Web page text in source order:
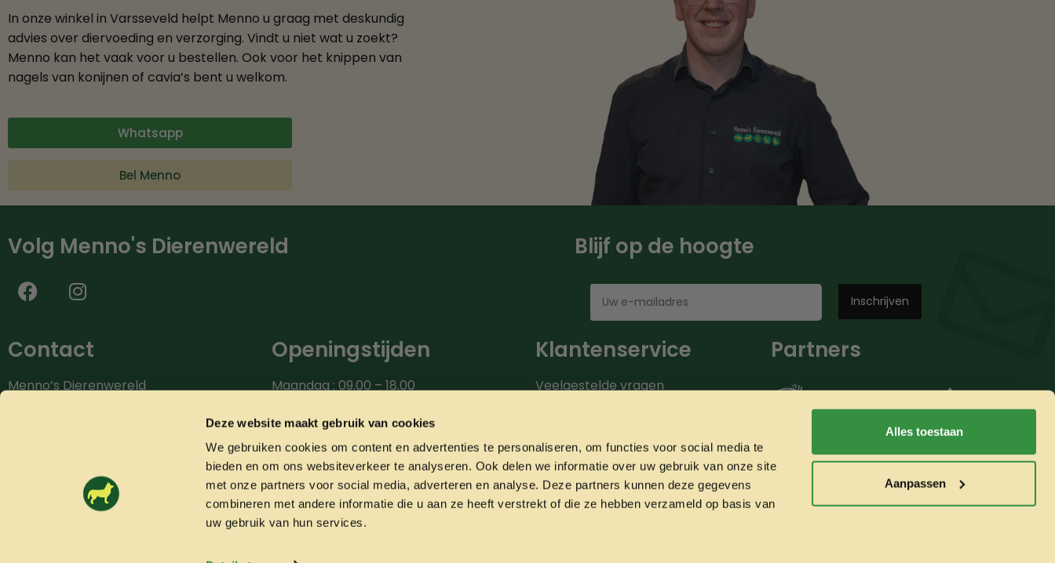
Deze website maakt gebruik van cookies
We gebruiken cookies om content en advertenties te personaliseren, om functies voor social media te
bieden en om ons websiteverkeer te analyseren. Ook delen we informatie over uw gebruik van onze site
met onze partners voor social media, adverteren en analyse. Deze partners kunnen deze gegevens
combineren met andere informatie die u aan ze heeft verstrekt of die ze hebben verzameld op basis van
uw gebruik van hun services.
Alles toestaan
Aanpassen
In onze winkel in Varsseveld helpt Menno u graag met deskundig
advies over diervoeding en verzorging. Vindt u niet wat u zoekt?
Menno kan het vaak voor u bestellen. Ook voor het knippen van
nagels van konijnen of cavia’s bent u welkom.
Whatsapp
Bel Menno
Volg Menno's Dierenwereld Blijf op de hoogte
Contact
Menno’s Dierenwereld
info@mennosdierenwereld.nl
Openingstijden
Maandag : 09.00 – 18.00
Woensdag: 09.00 – 18.00
Donderdag: 09.00 – 18.00
Vrijdag: 09.00 – 20.00
Zaterdag: 09.00 – 17.00
Klantenservice
Veelgestelde vragen
Over ons
Onze partners
Contact
Partners